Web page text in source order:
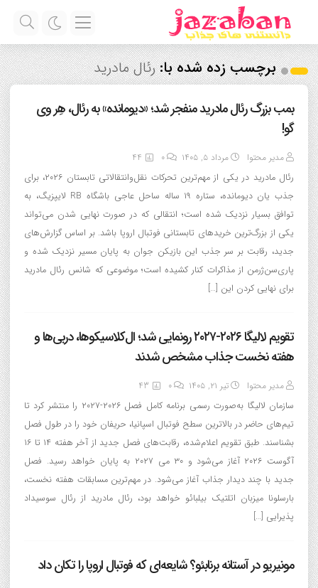
برچسب زده شده با:رئال مادرید
بمب بزرگ رئال مادرید منفجر شد؛ «دیومانده» به رئال، هِر وی
گو!
مدیر محتوا مرداد ۵, ۱۴۰۵ 0
44
رئال مادرید در یکی از مهم‌ترین تحرکات نقل‌وانتقالاتی تابستان ۲۰۲۶، برای
جذب یان دیومانده، ستاره ۱۹ ساله ساحل عاجی باشگاه RB لایپزیگ، به
توافق بسیار نزدیک شده است؛ انتقالی که در صورت نهایی شدن می‌تواند
یکی از بزرگ‌ترین خریدهای تابستانی فوتبال اروپا باشد. بر اساس گزارش‌های
جدید، رقابت بر سر جذب این بازیکن جوان به پایان مسیر نزدیک شده و
پاری‌سن‌ژرمن از مذاکرات کنار کشیده است؛ موضوعی که شانس رئال مادرید
برای نهایی کردن این […]
تقویم لالیگا ۲۰۲۶-۲۰۲۷ رونمایی شد؛ ال‌کلاسیکوها، دربی‌ها و
هفته نخست جذاب مشخص شدند
مدیر محتوا تیر ۲۱, ۱۴۰۵ 0
43
سازمان لالیگا به‌صورت رسمی برنامه کامل فصل ۲۰۲۶-۲۰۲۷ را منتشر کرد تا
تیم‌های حاضر در بالاترین سطح فوتبال اسپانیا، حریفان خود را در طول فصل
بشناسند. طبق تقویم اعلام‌شده، رقابت‌های فصل جدید از آخر هفته ۱۴ تا ۱۶
آگوست ۲۰۲۶ آغاز می‌شود و ۳۰ می ۲۰۲۷ به پایان خواهد رسید. فصل
جدید با چند دیدار جذاب آغاز می‌شود. در مهم‌ترین مسابقات هفته نخست،
بارسلونا میزبان اتلتیک بیلبائو خواهد بود، رئال مادرید از رئال سوسیداد
پذیرایی […]
مونیریو در آستانه برنابئو؟ شایعه‌ای که فوتبال اروپا را تکان داد